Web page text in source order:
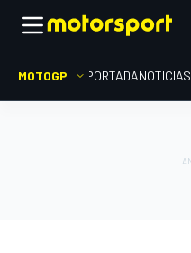
MOTOGP PORTADANOTICIAS